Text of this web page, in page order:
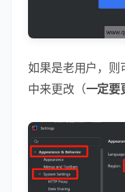
如果是老用户，则
中来更改（一定要